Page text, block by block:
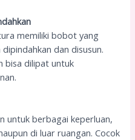
memiliki bobot yang
dan disusun.
bisa dilipat untuk
untuk berbagai keperluan,
di luar ruangan. Cocok